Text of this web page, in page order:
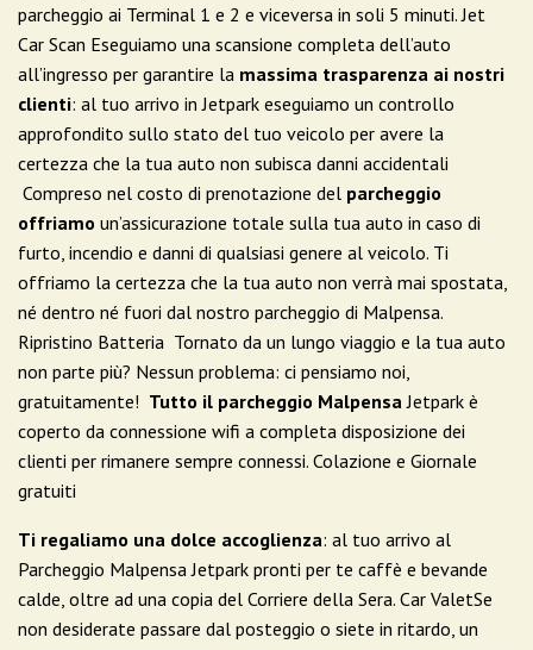
parcheggio ai Terminal 1 e 2 e viceversa in soli 5 minuti. Jet
Car Scan Eseguiamo una scansione completa dell’auto
all’ingresso per garantire la massima trasparenza ai nostri
clienti: al tuo arrivo in Jetpark eseguiamo un controllo
approfondito sullo stato del tuo veicolo per avere la
certezza che la tua auto non subisca danni accidentali
Compreso nel costo di prenotazione del parcheggio
offriamo un’assicurazione totale sulla tua auto in caso di
furto, incendio e danni di qualsiasi genere al veicolo. Ti
offriamo la certezza che la tua auto non verrà mai spostata,
né dentro né fuori dal nostro parcheggio di Malpensa.
Ripristino Batteria Tornato da un lungo viaggio e la tua auto
non parte più? Nessun problema: ci pensiamo noi,
gratuitamente! Tutto il parcheggio Malpensa Jetpark è
coperto da connessione wifi a completa disposizione dei
clienti per rimanere sempre connessi. Colazione e Giornale
gratuiti
Ti regaliamo una dolce accoglienza: al tuo arrivo al
Parcheggio Malpensa Jetpark pronti per te caffè e bevande
calde, oltre ad una copia del Corriere della Sera. Car ValetSe
non desiderate passare dal posteggio o siete in ritardo, un